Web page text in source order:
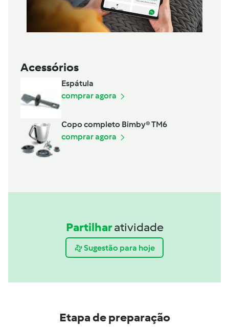
Acessórios
Espátula
comprar agora
Copo completo Bimby® TM6
comprar agora
Partilharatividade
Sugestão para hoje
Etapa de preparação